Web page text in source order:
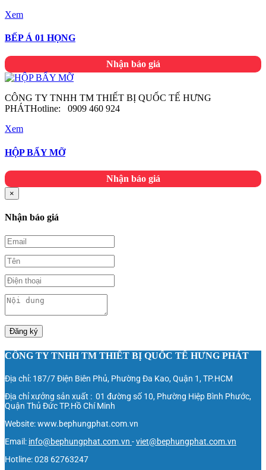
Xem
BẾP Á 01 HỌNG
Nhận báo giá
CÔNG TY TNHH TM THIẾT BỊ QUỐC TẾ HƯNG
PHÁTHotline: 0909 460 924
Xem
HỘP BẨY MỠ
Nhận báo giá
×
Nhận báo giá
Đăng ký
CÔNG TY TNHH TM THIẾT BỊ QUỐC TẾ HƯNG PHÁT
Địa chỉ: 187/7 Điện Biên Phủ, Phường Đa Kao, Quận 1, TP.HCM
Địa chỉ xưởng sản xuất : 01 đường số 10, Phường Hiệp Bình Phước,
Quận Thủ Đức TP.Hồ Chí Minh
Website: www.bephungphat.com.vn
Email: info@bephungphat.com.vn -viet@bephungphat.com.vn
Hotline: 028 62763247